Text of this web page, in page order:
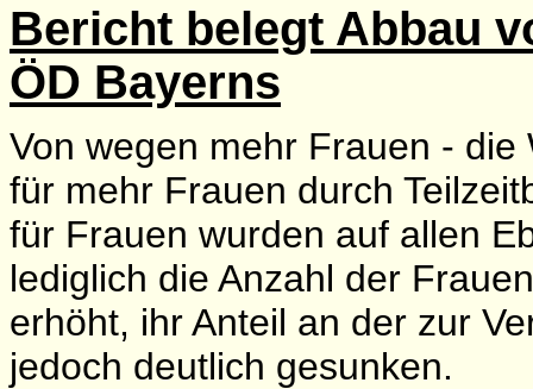
Bericht belegt Abbau
ÖD Bayerns
Von wegen mehr Frauen -
für mehr Frauen durch
für Frauen wurden auf allen
lediglich die Anzahl der
erhöht, ihr Anteil an der zur
jedoch deutlich gesunken.